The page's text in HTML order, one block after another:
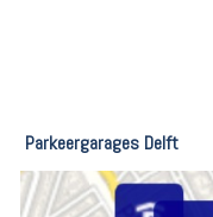
Parkeergarages Delft